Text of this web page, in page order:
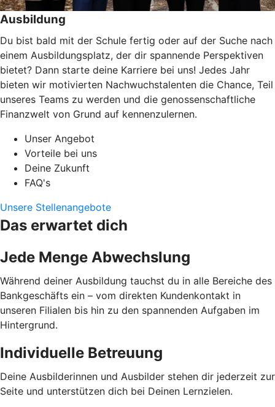
Ausbildung
Du bist bald mit der Schule fertig oder auf der Suche nach
einem Ausbildungsplatz, der dir spannende Perspektiven
bietet? Dann starte deine Karriere bei uns! Jedes Jahr
bieten wir motivierten Nachwuchstalenten die Chance, Teil
unseres Teams zu werden und die genossenschaftliche
Finanzwelt von Grund auf kennenzulernen.
Unser Angebot
Vorteile bei uns
Deine Zukunft
FAQ's
Unsere Stellenangebote
Das erwartet dich
Jede Menge Abwechslung
Während deiner Ausbildung tauchst du in alle Bereiche des
Bankgeschäfts ein – vom direkten Kundenkontakt in
unseren Filialen bis hin zu den spannenden Aufgaben im
Hintergrund.
Individuelle Betreuung
Deine Ausbilderinnen und Ausbilder stehen dir jederzeit zur
Seite und unterstützen dich bei Deinen Lernzielen.